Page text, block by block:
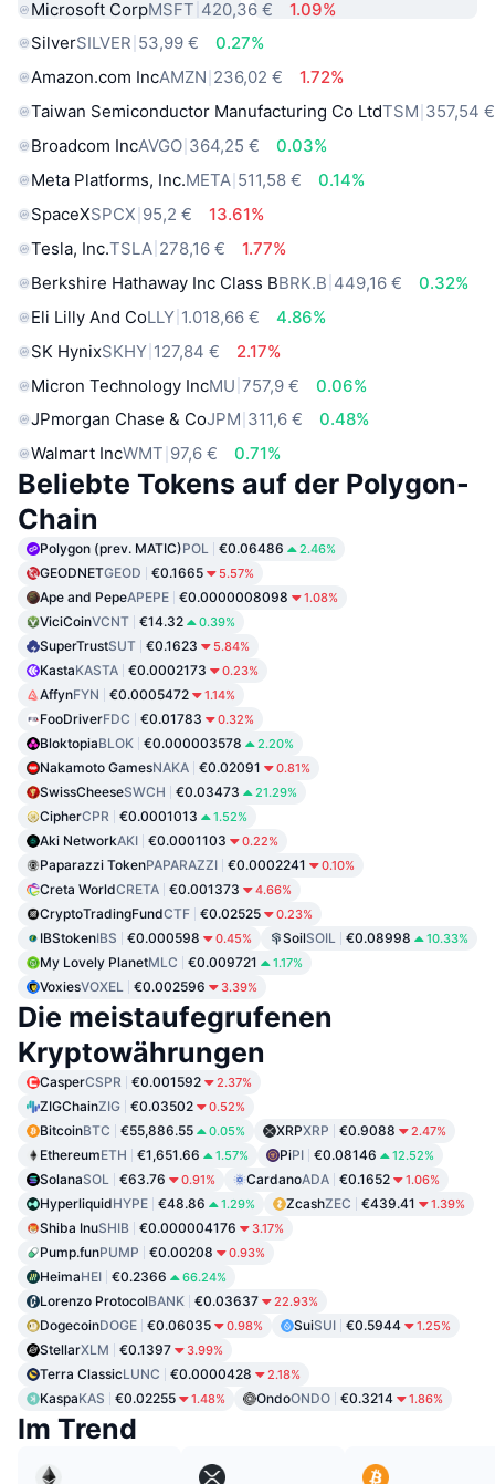
Microsoft CorpMSFT 420,36 €
1.09%
SilverSILVER 53,99 €
0.27%
Amazon.com IncAMZN 236,02 €
1.72%
Taiwan Semiconductor Manufacturing Co LtdTSM 357,54 €
Broadcom IncAVGO 364,25 €
0.03%
Meta Platforms, Inc.META 511,58 €
0.14%
SpaceXSPCX 95,2 €
13.61%
Tesla, Inc.TSLA 278,16 €
1.77%
Berkshire Hathaway Inc Class BBRK.B 449,16 €
0.32%
Eli Lilly And CoLLY 1.018,66 €
4.86%
SK HynixSKHY 127,84 €
2.17%
Micron Technology IncMU 757,9 €
0.06%
JPmorgan Chase & CoJPM 311,6 €
0.48%
Walmart IncWMT 97,6 € 0.71%
Beliebte Tokens auf der Polygon-
Chain
Polygon (prev. MATIC)POL €0.06486 2.46%
GEODNETGEOD €0.1665 5.57%
Ape and PepeAPEPE €0.0000008098 1.08%
ViciCoinVCNT €14.32 0.39%
SuperTrustSUT €0.1623 5.84%
KastaKASTA €0.0002173 0.23%
AffynFYN €0.0005472 1.14%
FooDriverFDC €0.01783 0.32%
BloktopiaBLOK €0.000003578 2.20%
Nakamoto GamesNAKA €0.02091 0.81%
SwissCheeseSWCH €0.03473 21.29%
CipherCPR €0.0001013 1.52%
Aki NetworkAKI €0.0001103 0.22%
Paparazzi TokenPAPARAZZI €0.0002241 0.10%
Creta WorldCRETA €0.001373 4.66%
CryptoTradingFundCTF €0.02525 0.23%
IBStokenIBS €0.000598 0.45% SoilSOIL €0.08998 10.33%
My Lovely PlanetMLC €0.009721 1.17%
VoxiesVOXEL €0.002596 3.39%
Die meistaufegrufenen
Kryptowährungen
CasperCSPR €0.001592 2.37%
ZIGChainZIG €0.03502 0.52%
BitcoinBTC €55,886.55 0.05% XRPXRP €0.9088 2.47%
EthereumETH €1,651.66 1.57% PiPI €0.08146 12.52%
SolanaSOL €63.76 0.91% CardanoADA €0.1652 1.06%
HyperliquidHYPE €48.86 1.29% ZcashZEC €439.41 1.39%
Shiba InuSHIB €0.000004176 3.17%
Pump.funPUMP €0.00208 0.93%
HeimaHEI €0.2366 66.24%
Lorenzo ProtocolBANK €0.03637 22.93%
DogecoinDOGE €0.06035 0.98% SuiSUI €0.5944 1.25%
StellarXLM €0.1397 3.99%
Terra ClassicLUNC €0.0000428 2.18%
KaspaKAS €0.02255 1.48% OndoONDO €0.3214 1.86%
Im Trend